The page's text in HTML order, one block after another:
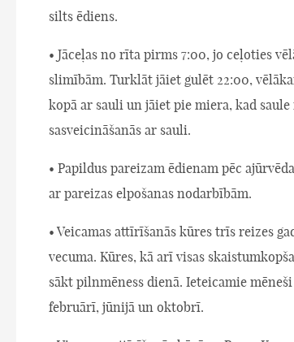
silts ēdiens.
• Jāceļas no rīta pirms 7:00, jo ceļoties
slimībām. Turklāt jāiet gulēt 22:00,
kopā ar sauli un jāiet pie miera, kad
sasveicināšanās ar sauli.
• Papildus pareizam ēdienam pēc
ar pareizas elpošanas nodarbībām.
• Veicamas attīrīšanās kūres trīs reizes
vecuma. Kūres, kā arī visas
sākt pilnmēness dienā. Ieteicamie
februārī, jūnijā un oktobrī.